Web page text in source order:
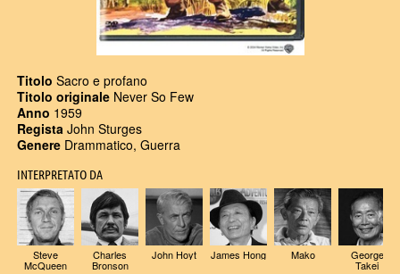
Titolo Sacro e profano
Titolo originale Never So Few
Anno 1959
Regista John Sturges
Genere Drammatico, Guerra
INTERPRETATO DA
Steve
McQueen
Charles
Bronson
John Hoyt James Hong Mako George
Takei